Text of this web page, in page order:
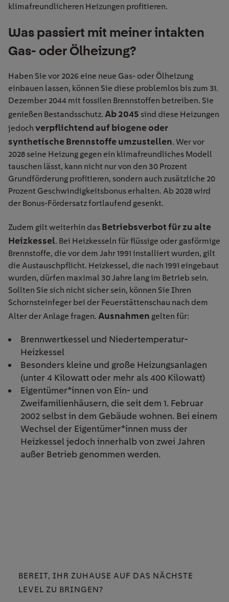
klimafreundlicheren Heizungen profitieren.
Was passiert mit meiner intakten
Gas- oder Ölheizung?
Haben Sie vor 2026 eine neue Gas- oder Ölheizung
einbauen lassen, können Sie diese problemlos bis zum 31.
Dezember 2044 mit fossilen Brennstoffen betreiben. Sie
genießen Bestandsschutz. Ab 2045 sind diese Heizungen
jedoch verpflichtend auf biogene oder
synthetische Brennstoffe umzustellen. Wer vor
2028 seine Heizung gegen ein klimafreundliches Modell
tauschen lässt, kann nicht nur von den 30 Prozent
Grundförderung profitieren, sondern auch zusätzliche 20
Prozent Geschwindigkeitsbonus erhalten. Ab 2028 wird
der Bonus-Fördersatz fortlaufend gesenkt.
Zudem gilt weiterhin das Betriebsverbot für zu alte
Heizkessel. Bei Heizkesseln für flüssige oder gasförmige
Brennstoffe, die vor dem Jahr 1991 installiert wurden, gilt
die Austauschpflicht. Heizkessel, die nach 1991 eingebaut
wurden, dürfen maximal 30 Jahre lang im Betrieb sein.
Sollten Sie sich nicht sicher sein, können Sie Ihren
Schornsteinfeger bei der Feuerstättenschau nach dem
Alter der Anlage fragen. Ausnahmen gelten für:
Brennwertkessel und Niedertemperatur-
Heizkessel
Besonders kleine und große Heizungsanlagen
(unter 4 Kilowatt oder mehr als 400 Kilowatt)
Eigentümer*innen von Ein- und
Zweifamilienhäusern, die seit dem 1. Februar
2002 selbst in dem Gebäude wohnen. Bei einem
Wechsel der Eigentümer*innen muss der
Heizkessel jedoch innerhalb von zwei Jahren
außer Betrieb genommen werden.
BEREIT, IHR ZUHAUSE AUF DAS NÄCHSTE
LEVEL ZU BRINGEN?